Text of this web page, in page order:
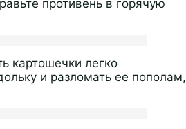
противень в горячую
картошечки легко
и разломать ее пополам,